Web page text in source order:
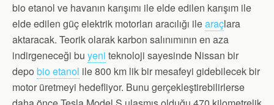
bio etanol ve havanın karışımı ile elde edilen karışım ile
elde edilen güç elektrik motorları aracılığı ilearaçlara
aktaracak. Teorik olarak karbon salınımının en aza
indirgeneceği bu yeni teknoloji sayesinde Nissan bir
depo bio etanol ile 800 km lik bir mesafeyi gidebilecek bir
motor üretmeyi hedefliyor. Bunu gerçekleştirebilirlerse